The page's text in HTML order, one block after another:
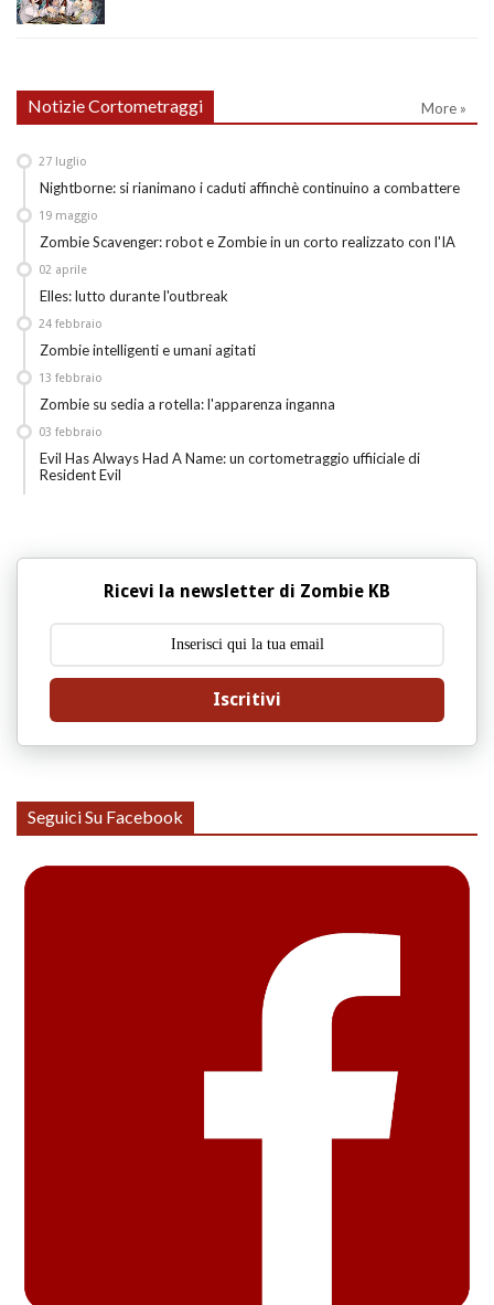
Notizie Cortometraggi More »
Nightborne: si rianimano i caduti affinchè continuino a combattere
27 luglio
Zombie Scavenger: robot e Zombie in un corto realizzato con l'IA
19 maggio
Elles: lutto durante l'outbreak
02 aprile
Zombie intelligenti e umani agitati
24 febbraio
Zombie su sedia a rotella: l'apparenza inganna
13 febbraio
Evil Has Always Had A Name: un cortometraggio uffiiciale di
Resident Evil
03 febbraio
Ricevi la newsletter di Zombie KB
Iscritivi
Seguici Su Facebook